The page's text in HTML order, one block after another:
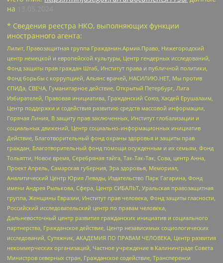
на
* Сведения реестра НКО, выполняющих функции
иностранного агента:
Лилит, Правозащитная группа Гражданин.Армия.Право, Нижегородский
центр немецкой и европейской культуры, Центр гендерных исследований,
Фонд защиты прав граждан Штаб, Институт права и публичной политики,
Фонд борьбы с коррупцией, Альянс врачей, НАСИЛИЮ.НЕТ, Мы против
СПИДа, СВЕЧА, Гуманитарное действие, Открытый Петербург, Лига
Избирателей, Правовая инициатива, Гражданский Союз, Хасдей Ерушалаим,
Центр поддержки и содействия развитию средств массовой информации,
Горячая Линия, В защиту прав заключенных, Институт глобализации и
социальных движений, Центр социально-информационных инициатив
Действие, Благотворительный фонд охраны здоровья и защиты прав
граждан, Благотворительный фонд помощи осужденным и их семьям, Фонд
Тольятти, Новое время, Серебряная тайга, Так-Так-Так, Сова, центр Анна,
Проект Апрель, Самарская губерния, Эра здоровья, Мемориал,
Аналитический Центр Юрия Левады, Издательство Парк Гагарина, Фонд
имени Андрея Рылькова, Сфера, Центр СИБАЛЬТ, Уральская правозащитная
группа, Женщины Евразии, Институт прав человека, Фонд защиты гласности,
Российский исследовательский центр по правам человека,
Дальневосточный центр развития гражданских инициатив и социального
партнерства, Гражданское действие, Центр независимых социологических
исследований, Сутяжник, АКАДЕМИЯ ПО ПРАВАМ ЧЕЛОВЕКА, Центр развития
некоммерческих организаций, Частное учреждение в Калининграде Совета
Министров северных стран, Гражданское содействие, Трансперенси